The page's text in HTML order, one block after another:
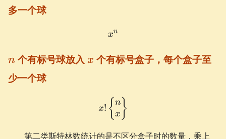
多一个球
x^{\underline n}
xn
n
n 个有标号球放入 x
x 个有标号盒子，每个盒子至
少一个球
x! \begin{Bmatrix} n \\
x! {n
x }
第二类斯特林数统计的是不区分盒子时的数量，乘上